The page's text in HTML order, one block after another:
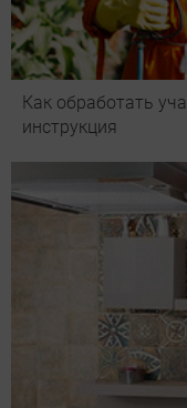
Как обработать
инструкция